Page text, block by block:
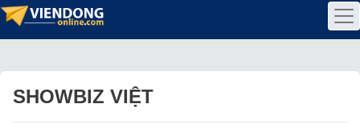
SHOWBIZ VIỆT